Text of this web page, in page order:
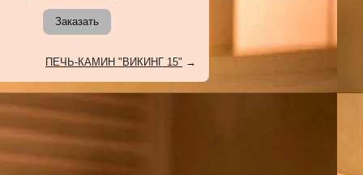
Заказать
ПЕЧЬ-КАМИН "ВИКИНГ 15" →